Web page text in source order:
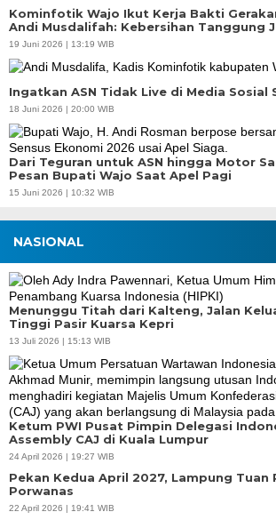
Kominfotik Wajo Ikut Kerja Bakti
Andi Musdalifah: Kebersihan Tanggung
19 Juni 2026 | 13:19 WIB
Ingatkan ASN Tidak Live di Media Sosial
18 Juni 2026 | 20:00 WIB
Dari Teguran untuk ASN hingga Motor
Pesan Bupati Wajo Saat Apel Pagi
15 Juni 2026 | 10:32 WIB
NASIONAL
Menunggu Titah dari Kalteng, Jalan
Tinggi Pasir Kuarsa Kepri
13 Juli 2026 | 15:13 WIB
Ketum PWI Pusat Pimpin Delegasi
Assembly CAJ di Kuala Lumpur
24 April 2026 | 19:27 WIB
Pekan Kedua April 2027, Lampung Tuan
Porwanas
22 April 2026 | 19:41 WIB